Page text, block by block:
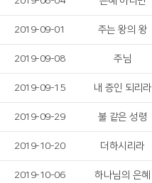
2019-09-01 주는 왕의 왕
2019-09-08 주님
2019-09-15 내 증인 되리라
2019-09-29 불 같은 성령
2019-10-20 더하시리라
2019-10-06 하나님의 은혜